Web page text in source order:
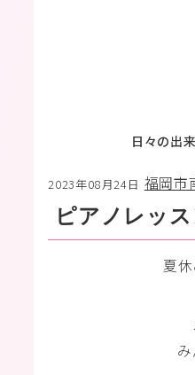
日々の出
2023年08月24日 福岡市
ピアノレッ
夏